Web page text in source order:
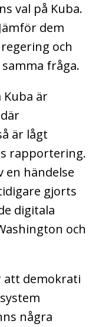
val på Kuba.
dem
och
fråga.
Kuba är
är lågt
rapportering.
en händelse
gjorts
digitala
och
att demokrati
några